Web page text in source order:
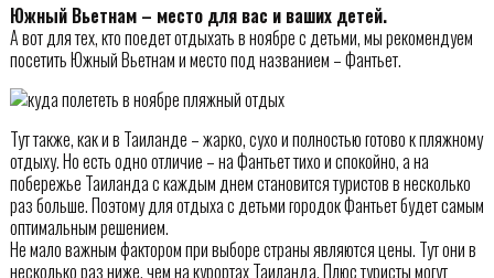
Южный Вьетнам – место для вас и ваших детей.
А вот для тех, кто поедет отдыхать в ноябре с детьми, мы рекомендуем
посетить Южный Вьетнам и место под названием – Фантьет.
Тут также, как и в Таиланде – жарко, сухо и полностью готово к пляжному
отдыху. Но есть одно отличие – на Фантьет тихо и спокойно, а на
побережье Таиланда с каждым днем становится туристов в несколько
раз больше. Поэтому для отдыха с детьми городок Фантьет будет самым
оптимальным решением.
Не мало важным фактором при выборе страны являются цены. Тут они в
несколько раз ниже, чем на курортах Таиланда. Плюс туристы могут